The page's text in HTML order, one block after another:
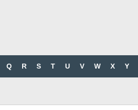
Q R S T U V W X Y